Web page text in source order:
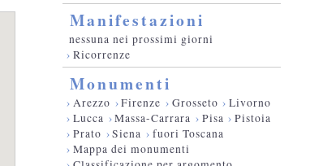
Manifestazioni
nessuna nei prossimi giorni
› Ricorrenze
Monumenti
› Arezzo ›Firenze › Grosseto › Livorno
› Lucca ›Massa-Carrara › Pisa › Pistoia
› Prato ›Siena › fuori Toscana
› Mappa dei monumenti